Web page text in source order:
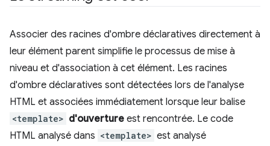
Associer des racines d'ombre déclaratives directement à
leur élément parent simplifie le processus de mise à
niveau et d'association à cet élément. Les racines
d'ombre déclaratives sont détectées lors de l'analyse
HTML et associées immédiatement lorsque leur balise
<template> d'ouverture est rencontrée. Le code
HTML analysé dans <template> est analysé